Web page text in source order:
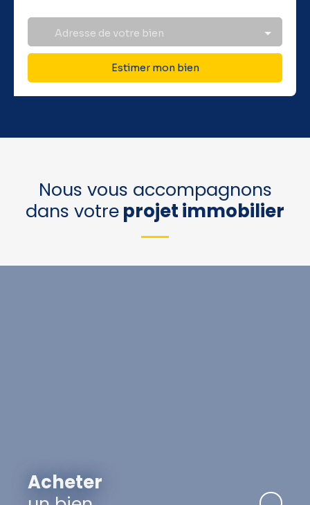
Adresse de votre bien
Estimer mon bien
Nous vous accompagnons
dans votreprojet immobilier
Acheter